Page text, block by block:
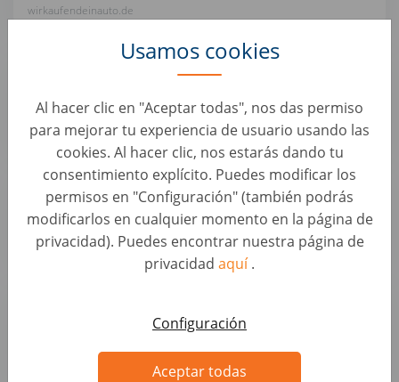
Usamos cookies
Al hacer clic en "Aceptar todas", nos das permiso
para mejorar tu experiencia de usuario usando las
cookies. Al hacer clic, nos estarás dando tu
consentimiento explícito. Puedes modificar los
permisos en "Configuración" (también podrás
modificarlos en cualquier momento en la página de
privacidad). Puedes encontrar nuestra página de
privacidad aquí.
Configuración
Aceptar todas
wirkaufendeinauto.de
Bürokraft / Servicemitarbeiter
Perfiles de automoción • Alemania, Wiesbaden
wirkaufendeinauto.de
Bürokraft / Servicemitarbeiter mit KFZ-
Kenntnissen (d/m/w)
Perfiles de automoción • Alemania, Darmstadt
wirkaufendeinauto.de
Kenntnissen (d/m/w)
wirkaufendeinauto.de